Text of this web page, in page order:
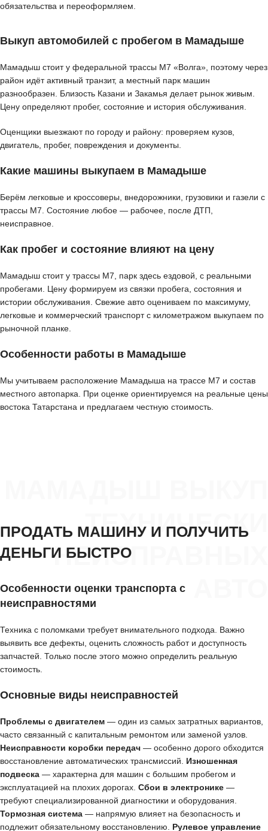
обязательства и переоформляем.
Выкуп автомобилей с пробегом в Мамадыше
Мамадыш стоит у федеральной трассы М7 «Волга», поэтому через
район идёт активный транзит, а местный парк машин
разнообразен. Близость Казани и Закамья делает рынок живым.
Цену определяют пробег, состояние и история обслуживания.
Оценщики выезжают по городу и району: проверяем кузов,
двигатель, пробег, повреждения и документы.
Какие машины выкупаем в Мамадыше
Берём легковые и кроссоверы, внедорожники, грузовики и газели с
трассы М7. Состояние любое — рабочее, после ДТП,
неисправное.
Как пробег и состояние влияют на цену
Мамадыш стоит у трассы М7, парк здесь ездовой, с реальными
пробегами. Цену формируем из связки пробега, состояния и
истории обслуживания. Свежие авто оцениваем по максимуму,
легковые и коммерческий транспорт с километражом выкупаем по
рыночной планке.
Особенности работы в Мамадыше
Мы учитываем расположение Мамадыша на трассе М7 и состав
местного автопарка. При оценке ориентируемся на реальные цены
востока Татарстана и предлагаем честную стоимость.
ТЕХНИЧЕСКИ
НЕИСПРАВНЫХ
ПРОДАТЬ МАШИНУ И ПОЛУЧИТЬ
ДЕНЬГИ БЫСТРО
Особенности оценки транспорта с
неисправностями
Техника с поломками требует внимательного подхода. Важно
выявить все дефекты, оценить сложность работ и доступность
запчастей. Только после этого можно определить реальную
стоимость.
Основные виды неисправностей
Проблемы с двигателем — один из самых затратных вариантов,
часто связанный с капитальным ремонтом или заменой узлов.
Неисправности коробки передач — особенно дорого обходится
восстановление автоматических трансмиссий. Изношенная
подвеска — характерна для машин с большим пробегом и
эксплуатацией на плохих дорогах. Сбои в электронике —
требуют специализированной диагностики и оборудования.
Тормозная система — напрямую влияет на безопасность и
подлежит обязательному восстановлению. Рулевое управление